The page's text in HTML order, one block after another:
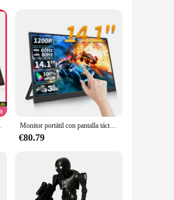
x4 interface, ensuring
this SSD is designed to keep
both professionals and
of its users. Whether you're
a reliable choice for both
and its low power
With its high-
Raspberry Pi Monitor portátil con pantalla táctil de 14,1 pulgadas, 100% sRGB, 400cd/m2, ordenador para juegos, pantalla ampliada para XBox PS4/5 Switch Loptop
€80.79